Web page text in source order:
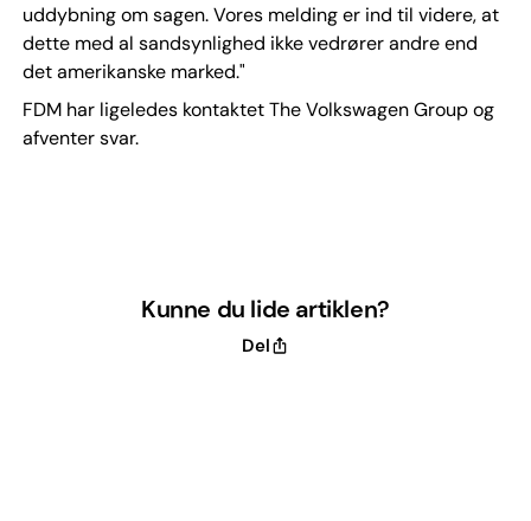
uddybning om sagen. Vores melding er ind til videre, at
dette med al sandsynlighed ikke vedrører andre end
det amerikanske marked."
FDM har ligeledes kontaktet The Volkswagen Group og
afventer svar.
Kunne du lide artiklen?
Del